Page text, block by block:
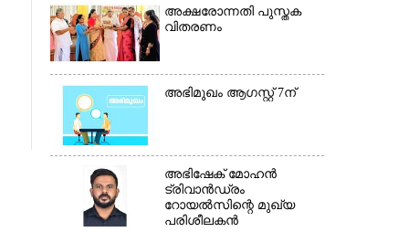
അക്ഷരോന്നതി പുസ്തക
വിതരണം
അഭിമുഖം ആഗസ്റ്റ് 7ന്
അഭിഷേക് മോഹൻ
ട്രിവാൻഡ്രം
റോയൽസിന്റെ മുഖ്യ
പരിശീലകൻ